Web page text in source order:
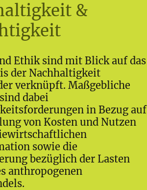
&
Ethik sind mit Blick auf das
der Nachhaltigkeit
verknüpft. Maßgebliche
dabei
in Bezug auf
von Kosten und Nutzen
sowie die
bezüglich der Lasten
anthropogenen